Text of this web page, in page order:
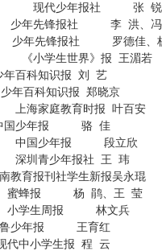
现代少年报社 张 锐
锋报社 李 洪、冯
迷” 少年先锋报社 罗德佳、
小学生世界》报 王湄若
科知识报 刘 艺
百科知识报 郑晓京
家庭教育时报 叶百安
少年报 骆 佳
中国少年报 段立欣
圳青少年报社 王 玮
教育报刊社学
蜂报 杨 鹃、王 莹
学生周报 林文兵
年报 王育红
小学生报 程 云